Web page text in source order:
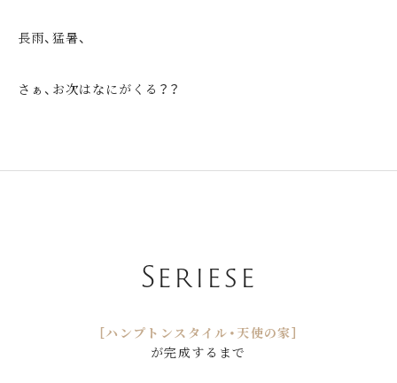
長雨、猛暑、
さぁ、お次はなにがくる？？
Seriese
［ハンプトンスタイル・天使の家］
が完成するまで